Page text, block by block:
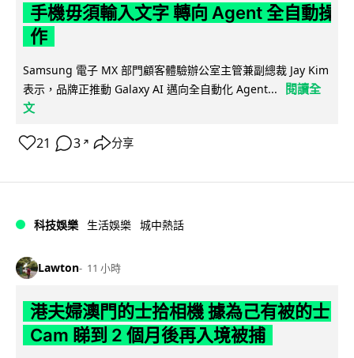
手機毋須輸入文字 轉向 Agent 全自動操
作
Samsung 電子 MX 部門顧客體驗辦公室主管兼副總裁 Jay Kim
表示，品牌正推動 Galaxy AI 邁向全自動化 Agent...
閱讀全
文
21 3 ↗ 分享
科技娛樂 生活娛樂 城中熱話
Lawton 11 小時
港夫婦澳門的士拾相機 據為己有被的士
Cam 睇到 2 個月後再入境被捕